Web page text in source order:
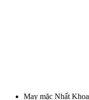
May mặc Nhất Khoa